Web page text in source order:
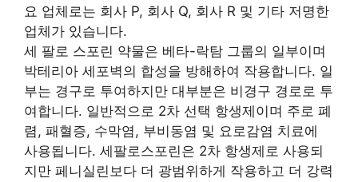
요 업체로는 회사 P, 회사 Q, 회사 R 및 기타 저명한
업체가 있습니다.
세 팔로 스포린 약물은 베타-락탐 그룹의 일부이며
박테리아 세포벽의 합성을 방해하여 작용합니다. 일
부는 경구로 투여하지만 대부분은 비경구 경로로 투
여합니다. 일반적으로 2차 선택 항생제이며 주로 폐
렴, 패혈증, 수막염, 부비동염 및 요로감염 치료에
사용됩니다. 세팔로스포린은 2차 항생제로 사용되
지만 페니실린보다 더 광범위하게 작용하고 더 강력